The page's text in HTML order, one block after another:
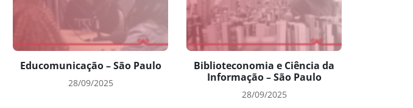
Educomunicação – São Paulo
28/09/2025
Biblioteconomia e Ciência da
Informação – São Paulo
28/09/2025